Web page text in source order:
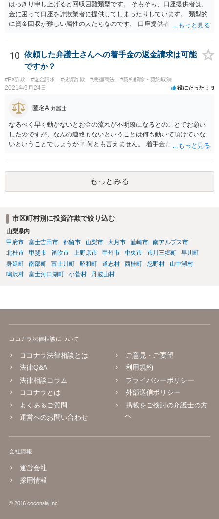
分も投資案件保有者の話を信じて、お金を出しているし、もし、これ
が詐欺ならば自分も被害者だ」と言ってきます。お金を出している証
拠として、資金集金役と投資案件保有者の「金銭消費貸借契約書」な
ります。刑事的にも民事的にも責任追及がしにくいスキームになって
いるわけです。 要するに、民事上の責任も刑事上の責任も「資金集金
役」にかぶせて、その先の「投資案件保有者」さらにその先の「投資
案件保有者」みたいに重奏的になっているので、責任追及がしにくい
はっきり申し上げると回収困難類型です。 そもそも、口座提供者は、
金に困って口座を詐欺業者に提供してしまったりしています。 類型的
に資金回収が難しい属性の人たちなのです。 口座提供者を訴えた場
か、共同不法行為が成立するのかなども問題となります。 裁判所の目
も現状シビアにみられているなというのが感触です。 くわえて、SNS
等で詐欺行為を行った人物についてはそもそも特定が困難な場合が多
いです。 そのため、私は、この手の事件の弁護団に属していますが、
回収は困難であることを明言した上で、それでも依頼する意思がある
かを確認した上で事件に着手して進めています。
10
依頼した弁護士さんへの着手金の返金請求は可能
ですか？
#FX詐欺 #返金請求 #投資詐欺 #悪徳商法 #契約解除・契約取消
2021年9月24日 役にたった 9
匿名A 弁護士
なるべく早く動かないとお金の流れが不明瞭になるとのことでお願い
したのですが、なんの連絡もないということは何も動いて頂けていな
いということでしょうか？ 何とも言えません。 着手金だけ受け取って
などを確認しましょう。 着手金の返金は請求できますか？ 交渉してみ
て、事情によっては弁護士会に相談しましょう。
もっとみる
市区町村別に投資詐欺で絞り込む
山梨県内
甲府市
富士吉田市 都留市 山梨市 大月市 韮崎市
南アルプス市
北杜市
甲斐市 笛吹市 上野原市 甲州市 中央市 市川三郷町
早川町
身延町
南部町 富士川町 昭和町 道志村 西桂町 忍野村
山中湖村
鳴沢村
富士河口湖町 小菅村 丹波山村
ココナラ法律相談について
ココナラ法律相談とは
法律Q&A
法律相談コラム
ココナラとは
よくあるご質問
運営へのお問い合わせ
ご意見・ご要望
利用規約
プライバシーポリシー
外部送信ポリシー
掲載をご検討の弁護士の方
へ
会社情報
運営会社
採用情報
© 2016 coconala Inc.